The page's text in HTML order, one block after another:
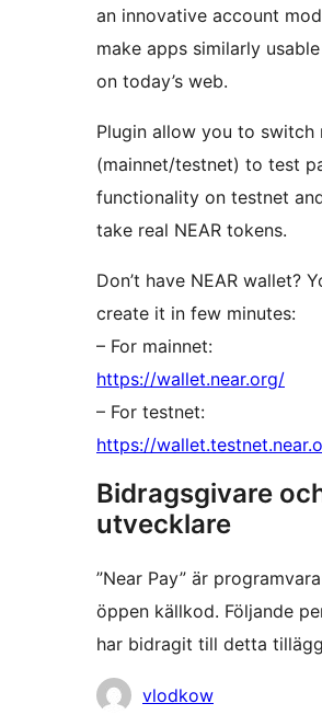
an innovative account
make apps similarly
on today’s web.
Plugin allow you to switch
(mainnet/testnet) to test
functionality on testnet
take real NEAR tokens.
Don’t have NEAR wallet?
create it in few minutes:
– For mainnet:
https://wallet.near.org/
– For testnet:
https://
Bidragsgivare
utvecklare
”Near Pay” är
öppen källkod. Följande
har bidragit till detta
Bidragande
vlodkow